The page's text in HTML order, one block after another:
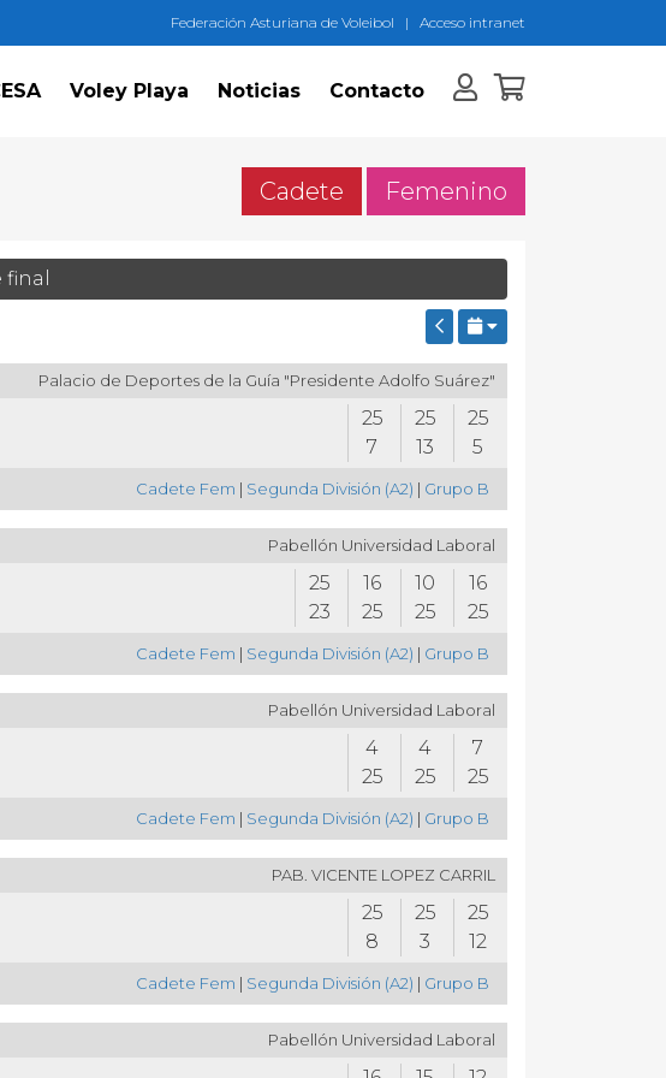
Federación Asturiana de Voleibol | Acceso intranet
Voley Playa Noticias Contacto
Cadete Femenino
final
Palacio de Deportes de la Guía "Presidente Adolfo Suárez"
25 25 25
7
13 5
Cadete Fem | Segunda División (A2) | Grupo B
Pabellón Universidad Laboral
25 16 10 16
23
25 25 25
Cadete Fem | Segunda División (A2) | Grupo B
Pabellón Universidad Laboral
4 4 7
25
25 25
Cadete Fem | Segunda División (A2) | Grupo B
PAB. VICENTE LOPEZ CARRIL
25 25 25
8
3 12
Cadete Fem | Segunda División (A2) | Grupo B
Pabellón Universidad Laboral